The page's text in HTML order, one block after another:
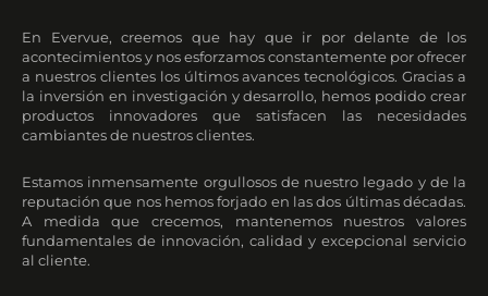
En Evervue, creemos que hay que ir por delante de los
acontecimientos y nos esforzamos constantemente por ofrecer
a nuestros clientes los últimos avances tecnológicos. Gracias a
la inversión en investigación y desarrollo, hemos podido crear
productos innovadores que satisfacen las necesidades
cambiantes de nuestros clientes.
Estamos inmensamente orgullosos de nuestro legado y de la
reputación que nos hemos forjado en las dos últimas décadas.
A medida que crecemos, mantenemos nuestros valores
fundamentales de innovación, calidad y excepcional servicio
al cliente.